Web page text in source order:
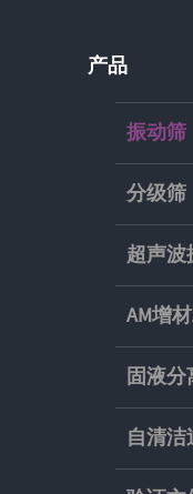
产品
振动筛
分级筛
超声波
AM增
固液分
自清